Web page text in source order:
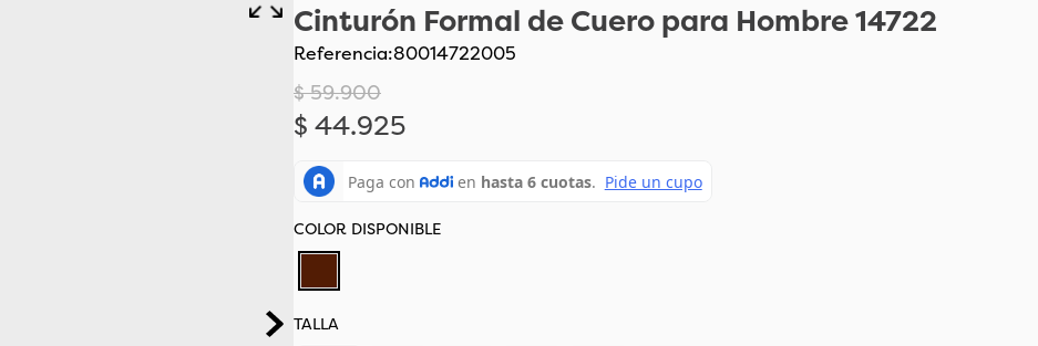
Cinturón Formal de Cuero para Hombre 14722
Referencia:80014722005
$ 59.900
$ 44.925
TALLA